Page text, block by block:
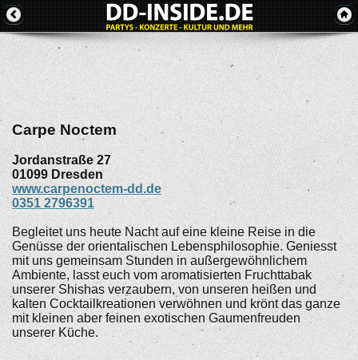
Carpe Noctem
Jordanstraße 27
01099 Dresden
www.carpenoctem-dd.de
0351 2796391
Begleitet uns heute Nacht auf eine kleine Reise in die
Genüsse der orientalischen Lebensphilosophie. Geniesst
mit uns gemeinsam Stunden in außergewöhnlichem
Ambiente, lasst euch vom aromatisierten Fruchttabak
unserer Shishas verzaubern, von unseren heißen und
kalten Cocktailkreationen verwöhnen und krönt das ganze
mit kleinen aber feinen exotischen Gaumenfreuden
unserer Küche.